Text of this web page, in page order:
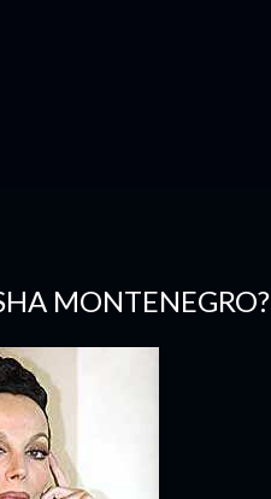
MONTENEGRO?